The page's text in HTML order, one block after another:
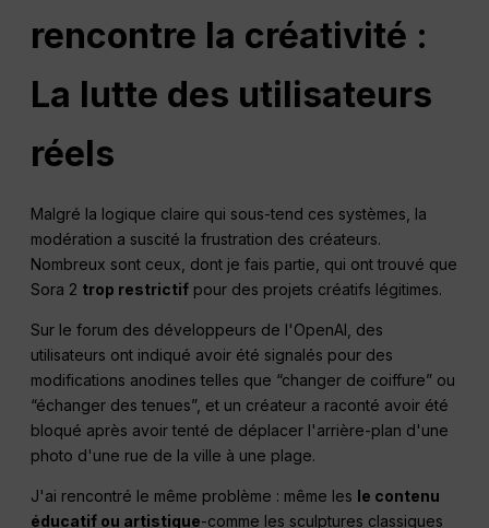
rencontre la créativité :
La lutte des utilisateurs
réels
Malgré la logique claire qui sous-tend ces systèmes, la
modération a suscité la frustration des créateurs.
Nombreux sont ceux, dont je fais partie, qui ont trouvé que
Sora 2 trop restrictif pour des projets créatifs légitimes.
Sur le forum des développeurs de l'OpenAI, des
utilisateurs ont indiqué avoir été signalés pour des
modifications anodines telles que “changer de coiffure” ou
“échanger des tenues”, et un créateur a raconté avoir été
bloqué après avoir tenté de déplacer l'arrière-plan d'une
photo d'une rue de la ville à une plage.
J'ai rencontré le même problème : même les le contenu
éducatif ou artistique-comme les sculptures classiques